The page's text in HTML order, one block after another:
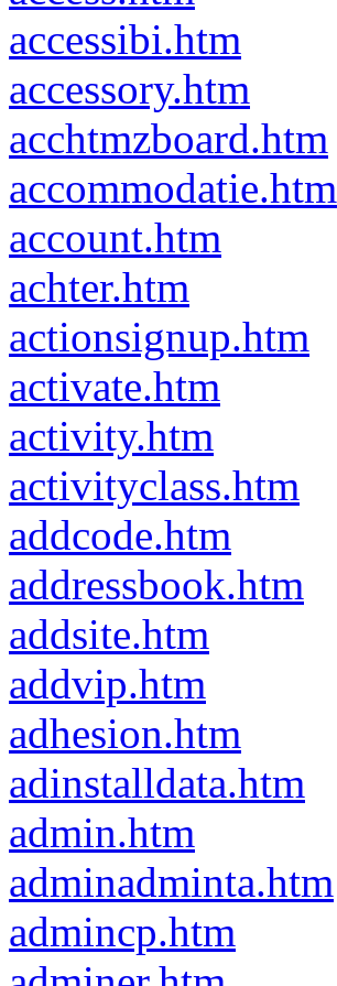
accessibi.htm
accessory.htm
acchtmzboard.htm
accommodatie.htm
account.htm
achter.htm
actionsignup.htm
activate.htm
activity.htm
activityclass.htm
addcode.htm
addressbook.htm
addsite.htm
addvip.htm
adhesion.htm
adinstalldata.htm
admin.htm
adminadminta.htm
admincp.htm